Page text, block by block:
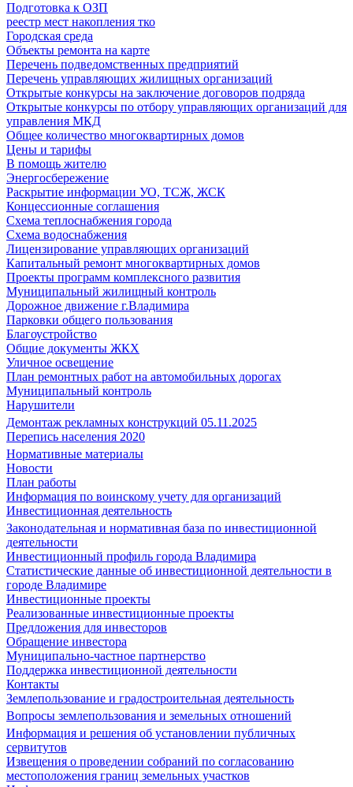
Подготовка к ОЗП
реестр мест накопления тко
Городская среда
Объекты ремонта на карте
Перечень подведомственных предприятий
Перечень управляющих жилищных организаций
Открытые конкурсы на заключение договоров подряда
Открытые конкурсы по отбору управляющих организаций для
управления МКД
Общее количество многоквартирных домов
Цены и тарифы
В помощь жителю
Энергосбережение
Раскрытие информации УО, ТСЖ, ЖСК
Концессионные соглашения
Схема теплоснабжения города
Схема водоснабжения
Лицензирование управляющих организаций
Капитальный ремонт многоквартирных домов
Проекты программ комплексного развития
Муниципальный жилищный контроль
Дорожное движение г.Владимира
Парковки общего пользования
Благоустройство
Общие документы ЖКХ
Уличное освещение
План ремонтных работ на автомобильных дорогах
Муниципальный контроль
Нарушители
Демонтаж рекламных конструкций 05.11.2025
Перепись населения 2020
Нормативные материалы
Новости
План работы
Информация по воинскому учету для организаций
Инвестиционная деятельность
Законодательная и нормативная база по инвестиционной
деятельности
Инвестиционный профиль города Владимира
Статистические данные об инвестиционной деятельности в
городе Владимире
Инвестиционные проекты
Реализованные инвестиционные проекты
Предложения для инвесторов
Обращение инвестора
Муниципально-частное партнерство
Поддержка инвестиционной деятельности
Контакты
Землепользование и градостроительная деятельность
Вопросы землепользования и земельных отношений
Информация и решения об установлении публичных
сервитутов
Извещения о проведении собраний по согласованию
местоположения границ земельных участков